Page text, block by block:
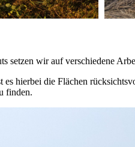
setzen wir auf verschiedene
es hierbei die Flächen
finden.